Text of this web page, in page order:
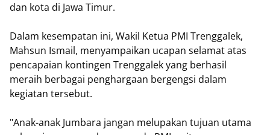
dan kota di Jawa Timur.
Dalam kesempatan ini, Wakil Ketua PMI Trenggalek,
Mahsun Ismail, menyampaikan ucapan selamat atas
pencapaian kontingen Trenggalek yang berhasil
meraih berbagai penghargaan bergengsi dalam
kegiatan tersebut.
"Anak-anak Jumbara jangan melupakan tujuan utama